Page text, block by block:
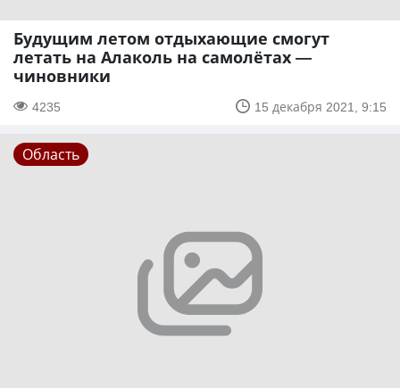
Будущим летом отдыхающие смогут
летать на Алаколь на самолётах —
чиновники
4235 15 декабря 2021, 9:15
Область